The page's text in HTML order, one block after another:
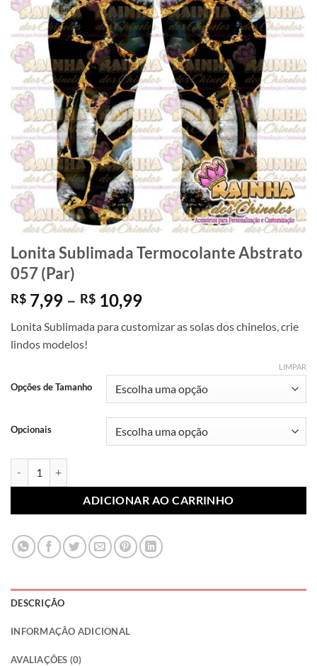
Lonita Sublimada Termocolante Abstrato
057 (Par)
R$ 7,99 – R$ 10,99Faixa
preço:
R$ 10,99
Lonita Sublimada para customizar as solas dos chinelos, crie
lindos modelos!
Opções de Tamanho
Opcionais
LIMPAR
ADICIONAR AO CARRINHO
DESCRIÇÃO
INFORMAÇÃO ADICIONAL
AVALIAÇÕES (0)